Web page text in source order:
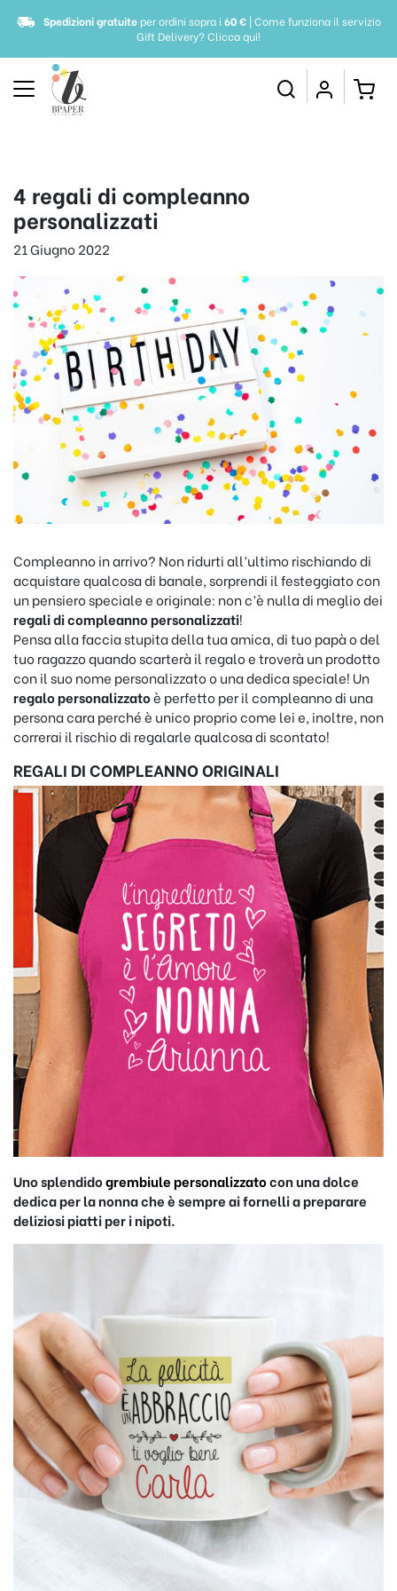
Spedizioni gratuiteper ordini sopra i 60 €| Come funziona il servizio
Gift Delivery?Clicca qui!
4 regali di compleanno
personalizzati
21 Giugno 2022
Compleanno in arrivo? Non ridurti all’ultimo rischiando di
acquistare qualcosa di banale, sorprendi il festeggiato con
un pensiero speciale e originale: non c’è nulla di meglio dei
regali di compleanno personalizzati!
Pensa alla faccia stupita della tua amica, di tuo papà o del
tuo ragazzo quando scarterà il regalo e troverà un prodotto
con il suo nome personalizzato o una dedica speciale! Un
regalo personalizzatoè perfetto per il compleanno di una
persona cara perché è unico proprio come lei e, inoltre, non
correrai il rischio di regalarle qualcosa di scontato!
REGALI DI COMPLEANNO ORIGINALI
Uno splendidogrembiule personalizzatocon una dolce
dedica per la nonna che è sempre ai fornelli a preparare
deliziosi piatti per i nipoti.